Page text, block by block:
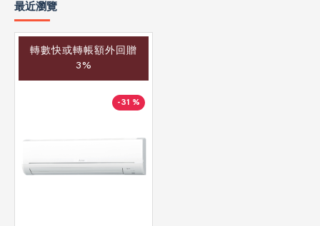
最近瀏覽
轉數快或轉帳額外回贈
3%
-31 %